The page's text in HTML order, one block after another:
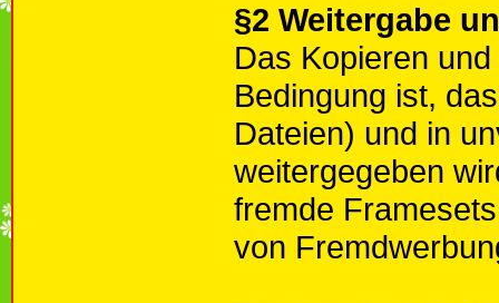
§2 Weitergabe
Das Kopieren
Bedingung ist,
Dateien) und in
weitergegeben
fremde
von